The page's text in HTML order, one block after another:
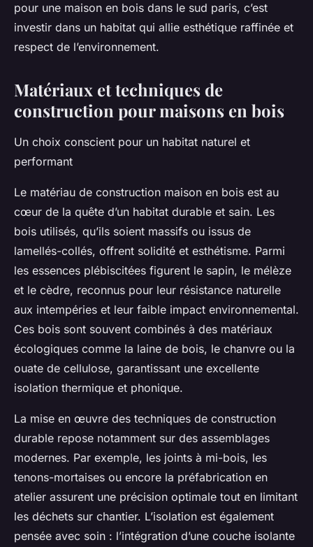
pour une maison en bois dans le sud paris, c’est
investir dans un habitat qui allie esthétique raffinée et
respect de l’environnement.
Matériaux et techniques de
construction pour maisons en bois
Un choix conscient pour un habitat naturel et
performant
Le matériau de construction maison en bois est au
cœur de la quête d’un habitat durable et sain. Les
bois utilisés, qu’ils soient massifs ou issus de
lamellés-collés, offrent solidité et esthétisme. Parmi
les essences plébiscitées figurent le sapin, le mélèze
et le cèdre, reconnus pour leur résistance naturelle
aux intempéries et leur faible impact environnemental.
Ces bois sont souvent combinés à des matériaux
écologiques comme la laine de bois, le chanvre ou la
ouate de cellulose, garantissant une excellente
isolation thermique et phonique.
La mise en œuvre des techniques de construction
durable repose notamment sur des assemblages
modernes. Par exemple, les joints à mi-bois, les
tenons-mortaises ou encore la préfabrication en
atelier assurent une précision optimale tout en limitant
les déchets sur chantier. L’isolation est également
pensée avec soin : l’intégration d’une couche isolante